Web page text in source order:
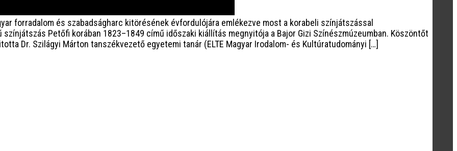
forradalom és szabadságharc kitörésének évfordulójára emlékezve most a korabeli színjátszással
Petőfi korában 1823–1849 című időszaki kiállítás megnyitója a Bajor Gizi Színészmúzeumban. Köszöntőt
Dr. Szilágyi Márton tanszékvezető egyetemi tanár (ELTE Magyar Irodalom- és Kultúratudományi […]